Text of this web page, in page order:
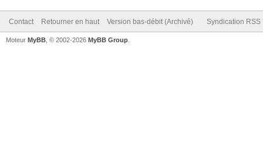
Contact Retourner en haut Version bas-débit (Archivé) Syndication RSS
Moteur MyBB , © 2002-2026 MyBB Group